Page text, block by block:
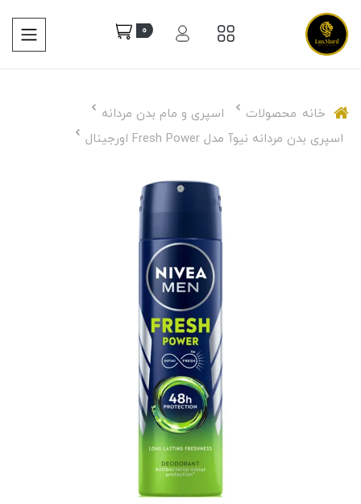
0
خانه محصولات
اسپری و مام بدن مردانه
اسپری بدن مردانه نیوآ مدل Fresh Power اورجینال